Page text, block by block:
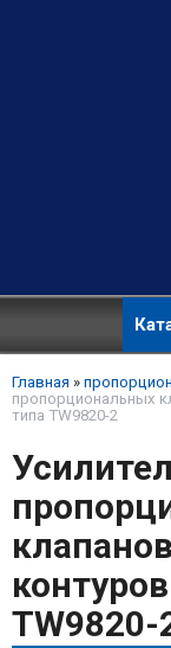
Главная »
пропорциональных
типа TW9820-2
TW9820-